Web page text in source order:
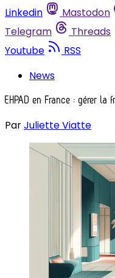
Linkedin
Mastodon
Telegram
Threads
Youtube
RSS
News
EHPAD en France : gérer
ParJuliette Viatte